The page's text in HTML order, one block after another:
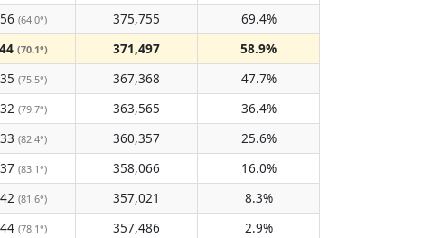
(64.0°) 375,755
69.4%
(70.1°) 371,497
58.9%
(75.5°) 367,368
47.7%
(79.7°) 363,565
36.4%
(82.4°) 360,357
25.6%
(83.1°) 358,066
16.0%
(81.6°) 357,021
8.3%
(78.1°) 357,486
2.9%